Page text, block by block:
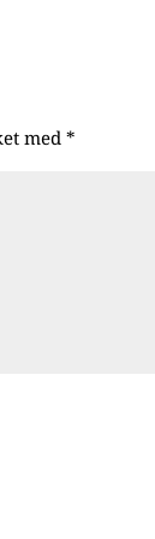
med*